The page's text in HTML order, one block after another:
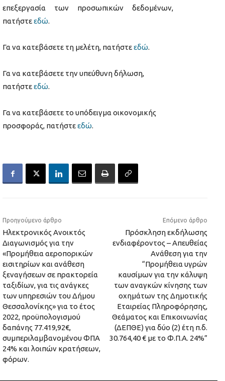
επεξεργασία των προσωπικών δεδομένων,
πατήστεεδώ.
Γα να κατεβάσετε τη μελέτη, πατήστεεδώ.
Γα να κατεβάσετε την υπεύθυνη δήλωση,
πατήστεεδώ.
Γα να κατεβάσετε το υπόδειγμα οικονομικής
προσφοράς, πατήστεεδώ.
Προηγούμενο άρθρο
Ηλεκτρονικός Ανοικτός
Διαγωνισμός για την
«Προμήθεια αεροπορικών
εισιτηρίων και ανάθεση
ξεναγήσεων σε πρακτορεία
ταξιδίων, για τις ανάγκες
των υπηρεσιών του Δήμου
Θεσσαλονίκης» για το έτος
2022, προϋπολογισμού
δαπάνης 77.419,92€,
συμπεριλαμβανομένου ΦΠΑ
24% και λοιπών κρατήσεων,
φόρων.
Επόμενο άρθρο
Πρόσκληση εκδήλωσης
ενδιαφέροντος – Απευθείας
Ανάθεση για την
“Προμήθεια υγρών
καυσίμων για την κάλυψη
των αναγκών κίνησης των
οχημάτων της Δημοτικής
Εταιρείας Πληροφόρησης,
Θεάματος και Επικοινωνίας
(ΔΕΠΘΕ) για δύο (2) έτη π.δ.
30.764,40 € με το Φ.Π.Α. 24%”